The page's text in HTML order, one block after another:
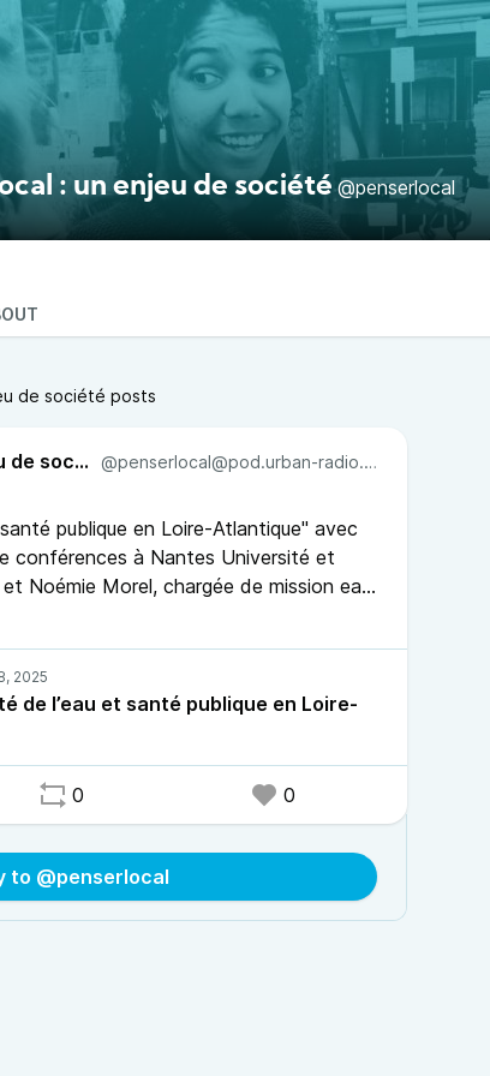
: un enjeu de société @penserlocal
de société posts
Penser local : un enjeu de société @penserlocal@pod.urban-radio.com
publique en Loire-Atlantique" avec
conférences à Nantes Université et
Noémie Morel, chargée de mission eau
Pays de la Loire
de l’eau et santé publique en Loire-
0 0
to @penserlocal